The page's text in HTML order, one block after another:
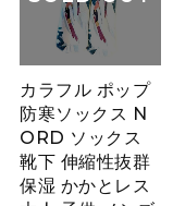
カラフル ポップ
防寒ソックス N
ORD ソックス
靴下 伸縮性抜群
保湿 かかとレス